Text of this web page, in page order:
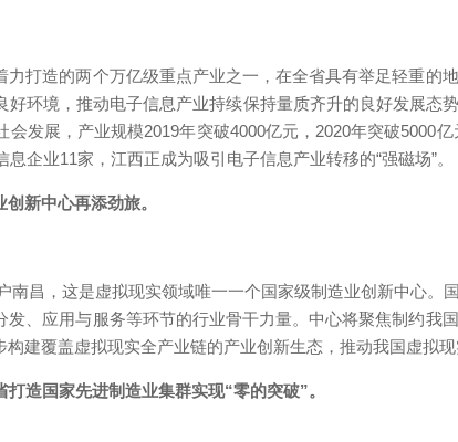
造的两个万亿级重点产业之一，在全省具有举足轻重的
环境，推动电子信息产业持续保持量质齐升的良好发展态
发展，产业规模2019年突破4000亿元，2020年突破5000
企业11家，江西正成为吸引电子信息产业转移的“强磁场”。
新中心再添劲旅。
昌，这是虚拟现实领域唯一一个国家级制造业创新中心。
、应用与服务等环节的行业骨干力量。中心将聚焦制约我
建覆盖虚拟现实全产业链的产业创新生态，推动我国虚拟现
国家先进制造业集群实现“零的突破”。